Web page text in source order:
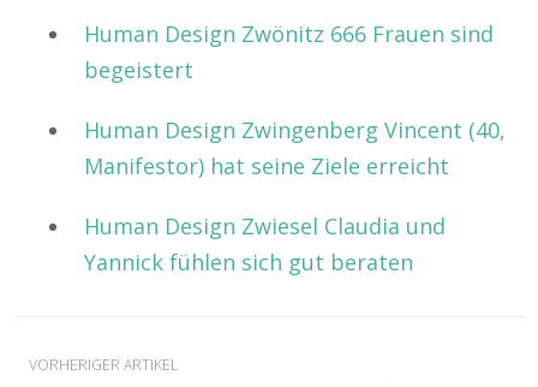
Human Design Zwönitz 666 Frauen sind
begeistert
Human Design Zwingenberg Vincent (40,
Manifestor) hat seine Ziele erreicht
Human Design Zwiesel Claudia und
Yannick fühlen sich gut beraten
VORHERIGER ARTIKEL